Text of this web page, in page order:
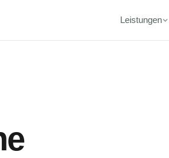
Leistungen